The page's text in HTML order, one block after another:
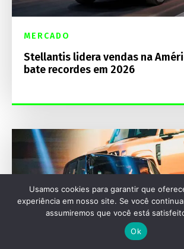
MERCADO
Stellantis lidera vendas na
bate recordes em 2026
Usamos cookies para garantir que
experiência em nosso site. Se você
assumiremos que você está
Ok